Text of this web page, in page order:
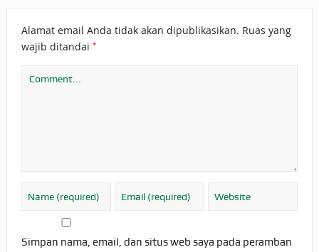
Alamat email Anda tidak akan dipublikasikan. Ruas yang
wajib ditandai *
Simpan nama, email, dan situs web saya pada peramban